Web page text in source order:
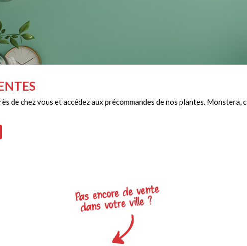
de chez vous et accédez aux précommandes de nos plantes.